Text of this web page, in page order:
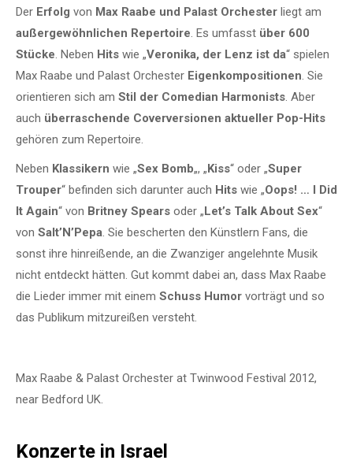
Der Erfolg von Max Raabe und Palast Orchester liegt am
außergewöhnlichen Repertoire. Es umfasst über 600
Stücke. Neben Hits wie „Veronika, der Lenz ist da“ spielen
Max Raabe und Palast Orchester Eigenkompositionen. Sie
orientieren sich am Stil der Comedian Harmonists. Aber
auch überraschende Coverversionen aktueller Pop-Hits
gehören zum Repertoire.
Neben Klassikern wie „Sex Bomb„, „Kiss“ oder „Super
Trouper“ befinden sich darunter auch Hits wie „Oops! … I Did
It Again“ von Britney Spears oder „Let’s Talk About Sex“
von Salt’N’Pepa. Sie bescherten den Künstlern Fans, die
sonst ihre hinreißende, an die Zwanziger angelehnte Musik
nicht entdeckt hätten. Gut kommt dabei an, dass Max Raabe
die Lieder immer mit einem Schuss Humor vorträgt und so
das Publikum mitzureißen versteht.
Max Raabe & Palast Orchester at Twinwood Festival 2012,
near Bedford UK.
Konzerte in Israel